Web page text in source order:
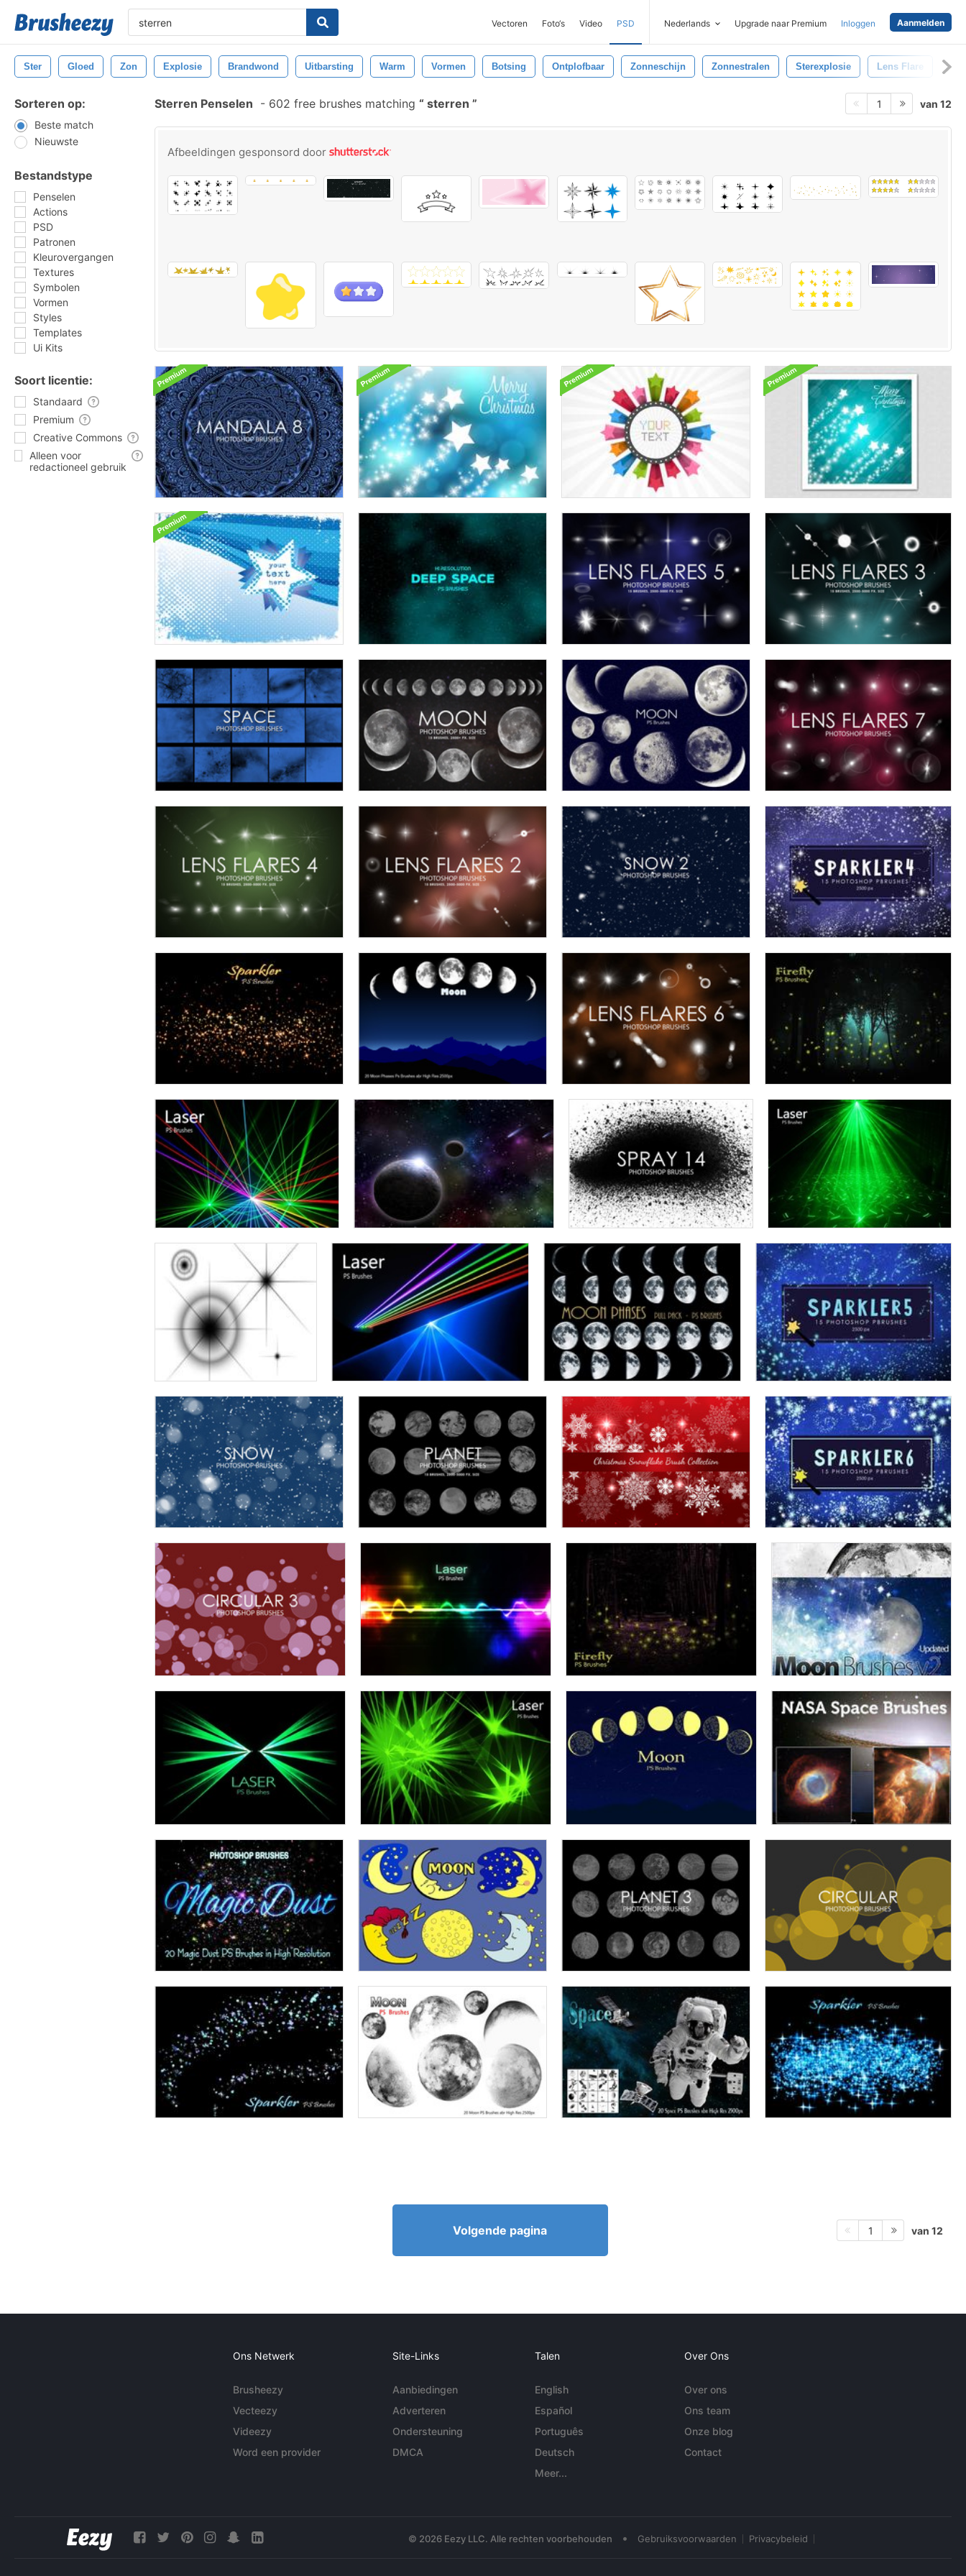
Vectoren Foto‘s Video PSD Nederlands Upgrade naar Premium Inloggen Aanmelden
Ster Gloed Zon Explosie Brandwond Uitbarsting Warm Vormen Botsing Ontplofbaar Zonneschijn Zonnestralen Sterexplosie Lens Flare
Sorteren op:
Beste match
Nieuwste
Bestandstype
Penselen
Actions
PSD
Patronen
Kleurovergangen
Textures
Symbolen
Vormen
Styles
Templates
Ui Kits
Soort licentie:
Standaard
Premium
Creative Commons
Alleen voor
redactioneel gebruik
Sterren Penselen - 602 free brushes matching sterren 1 van 12
Afbeeldingen gesponsord door
Volgende pagina 1 van 12
Ons Netwerk
Brusheezy
Vecteezy
Videezy
Word een provider
Site-Links
Aanbiedingen
Adverteren
Ondersteuning
DMCA
Talen
English
Español
Português
Deutsch
Meer...
Over Ons
Over ons
Ons team
Onze blog
Contact
© 2026 Eezy LLC. Alle rechten voorbehouden • Gebruiksvoorwaarden Privacybeleid